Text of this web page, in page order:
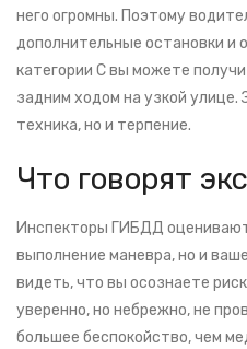
него огромны. Поэтому
дополнительные остановки и
категории C вы можете
задним ходом на узкой улице.
техника, но и терпение.
Что говорят
Инспекторы ГИБДД
выполнение маневра, но и
видеть, что вы осознаете
уверенно, но небрежно, не
большее беспокойство, чем